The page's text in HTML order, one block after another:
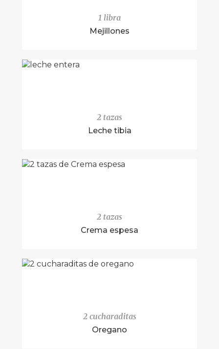
1 libra
Mejillones
2 tazas
Leche tibia
2 tazas
Crema espesa
2 cucharaditas
Oregano